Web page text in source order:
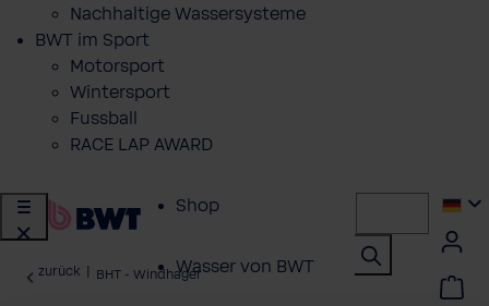
Nachhaltige Wassersysteme
BWT im Sport
Motorsport
Wintersport
Fussball
RACE LAP AWARD
Shop
Wasser von BWT
zurück BHT - Windhager